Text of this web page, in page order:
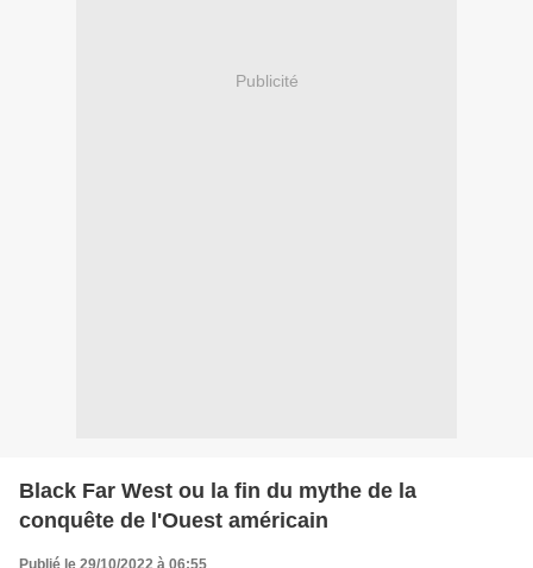
Publicité
Black Far West ou la fin du mythe de la
conquête de l'Ouest américain
Publié le 29/10/2022 à 06:55